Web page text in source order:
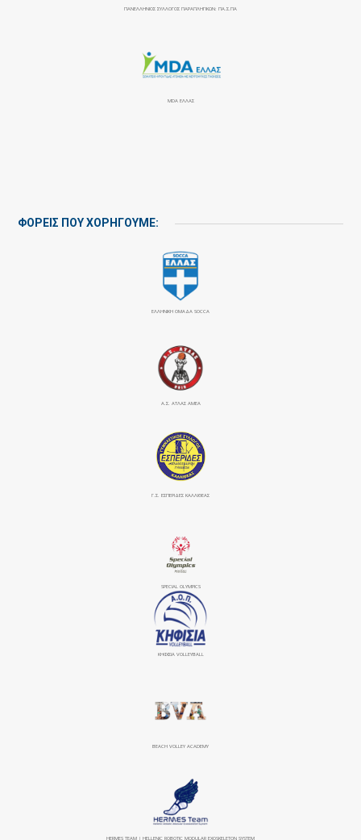
ΠΑΝΕΛΛΉΝΙΟΣ ΣΎΛΛΟΓΟΣ ΠΑΡΑΠΛΗΓΙΚΏΝ: ΠΑ.Σ.ΠΑ
MDA ΕΛΛΑΣ
ΦΟΡΕΙΣ ΠΟΥ ΧΟΡΗΓΟΥΜΕ:
ΕΛΛΗΝΙΚΗ ΟΜΑΔΑ SOCCA
Α.Σ. ΑΤΛΑΣ ΑΜΕΑ
Γ.Σ. ΕΣΠΕΡΙΔΕΣ ΚΑΛΛΙΘΕΑΣ
SPECIAL OLYMPICS
ΚΗΦΙΣΙΆ VOLLEYBALL
BEACH VOLLEY ACADEMY
HERMES TEAM | HELLENIC ROBOTIC MODULAR EXOSKELETON SYSTEM